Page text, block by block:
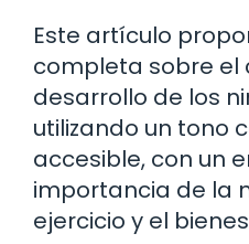
Este artículo
completa sobre el
desarrollo de los
utilizando un tono
accesible, con un
importancia de la
ejercicio y el